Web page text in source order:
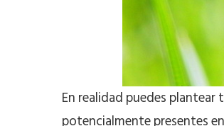
En realidad puedes
potencialmente presentes